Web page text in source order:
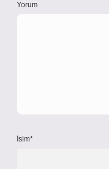
Yorum
İsim*